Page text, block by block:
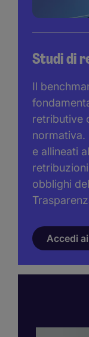
Studi di
Il
retributive
normativa.
e allineati
obblighi
Accedi